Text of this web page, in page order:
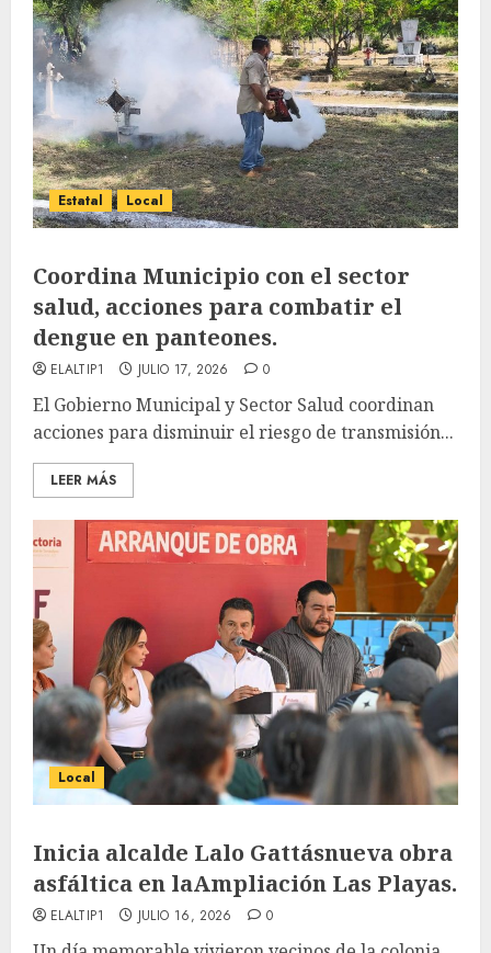
Estatal Local
Coordina Municipio con el sector
salud, acciones para combatir el
dengue en panteones.
ELALTIP1 JULIO 17, 2026 0
El Gobierno Municipal y Sector Salud coordinan
acciones para disminuir el riesgo de transmisión...
LEER MÁS
Local
Inicia alcalde Lalo Gattásnueva obra
asfáltica en laAmpliación Las Playas.
ELALTIP1 JULIO 16, 2026 0